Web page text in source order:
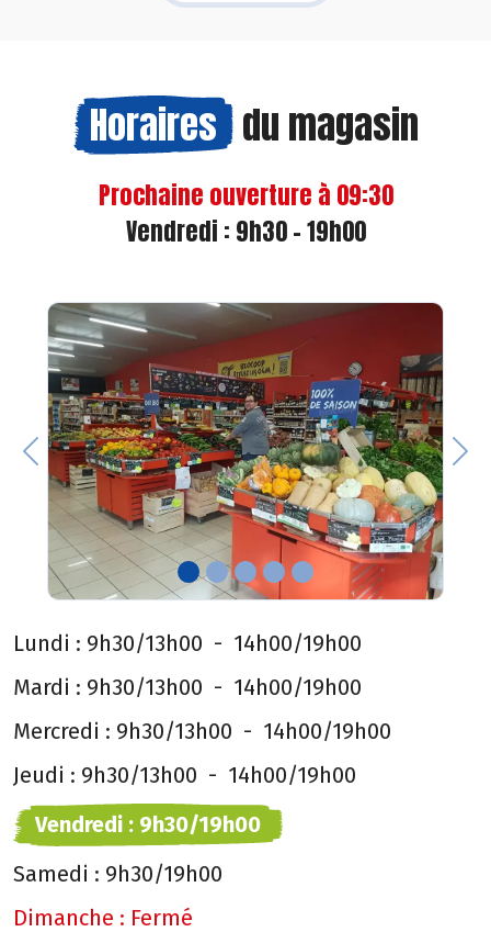
Horaires du magasin
Prochaine ouverture à 09:30
Vendredi : 9h30 - 19h00
Previous
Lundi : 9h30/13h00 - 14h00/19h00
Mardi : 9h30/13h00 - 14h00/19h00
Mercredi : 9h30/13h00 - 14h00/19h00
Jeudi : 9h30/13h00 - 14h00/19h00
Vendredi : 9h30/19h00
Samedi : 9h30/19h00
Dimanche : Fermé